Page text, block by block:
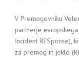
V Premogovniku
partnerje
Incident RESponse),
za premog in jeklo